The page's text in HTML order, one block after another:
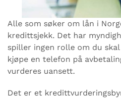
Alle som søker om lån i
kredittsjekk. Det har
spiller ingen rolle om du
kjøpe en telefon på
vurderes uansett.
Det er et